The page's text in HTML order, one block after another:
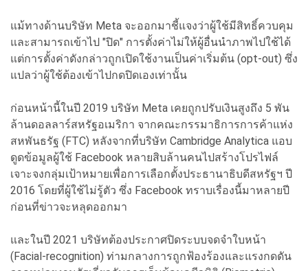
แม้ทางด้านบริษัท Meta จะออกมาชี้แจงว่าผู้ใช้มีสิทธิ์ควบคุม
และสามารถเข้าไป "ปิด" การตั้งค่าไม่ให้ผู้อื่นนำภาพไปใช้ได้
แต่การตั้งค่าดังกล่าวถูกเปิดใช้งานเป็นค่าเริ่มต้น (opt-out) ซึ่ง
แปลว่าผู้ใช้ต้องเข้าไปกดปิดเองเท่านั้น
ก่อนหน้านี้ในปี 2019 บริษัท Meta เคยถูกปรับเงินสูงถึง 5 พัน
ล้านดอลลาร์สหรัฐอเมริกา จากคณะกรรมาธิการการค้าแห่ง
สหพันธรัฐ (FTC) หลังจากที่บริษัท Cambridge Analytica แอบ
ดูดข้อมูลผู้ใช้ Facebook หลายสิบล้านคนไปสร้างโปรไฟล์
เจาะจงกลุ่มเป้าหมายเพื่อการเลือกตั้งประธานาธิบดีสหรัฐฯ ปี
2016 โดยที่ผู้ใช้ไม่รู้ตัว ซึ่ง Facebook ทราบเรื่องนี้มาหลายปี
ก่อนที่ข่าวจะหลุดออกมา
และในปี 2021 บริษัทต้องประกาศปิดระบบจดจำใบหน้า
(Facial-recognition) ท่ามกลางการถูกฟ้องร้องและแรงกดดัน